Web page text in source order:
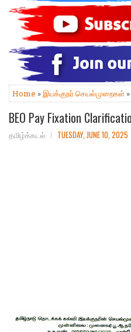
Home »இயக்குநர் செயல்முறைகள்
BEO Pay Fixation
தமிழ்க்கடல் TUESDAY, JUNE 10, 2025